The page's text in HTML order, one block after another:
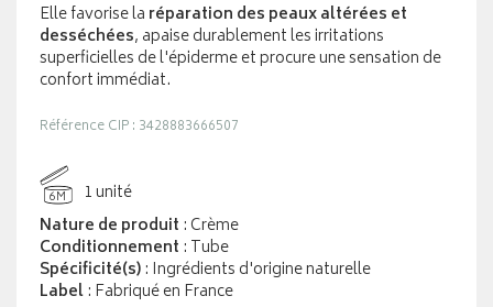
Elle favorise la réparation des peaux altérées et
desséchées, apaise durablement les irritations
superficielles de l'épiderme et procure une sensation de
confort immédiat.
Référence CIP : 3428883666507
6M
1 unité
Nature de produit : Crème
Conditionnement : Tube
Spécificité(s): Ingrédients d'origine naturelle
Label: Fabriqué en France